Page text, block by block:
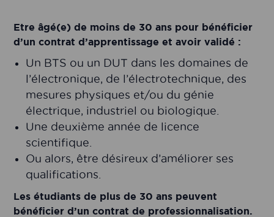
Etre âgé(e) de moins de 30 ans pour bénéficier
d’un contrat d’apprentissage et avoir validé :
Un BTS ou un DUT dans les domaines de
l’électronique, de l’électrotechnique, des
mesures physiques et/ou du génie
électrique, industriel ou biologique.
Une deuxième année de licence
scientifique.
Ou alors, être désireux d’améliorer ses
qualifications.
Les étudiants de plus de 30 ans peuvent
bénéficier d’un contrat de professionnalisation.